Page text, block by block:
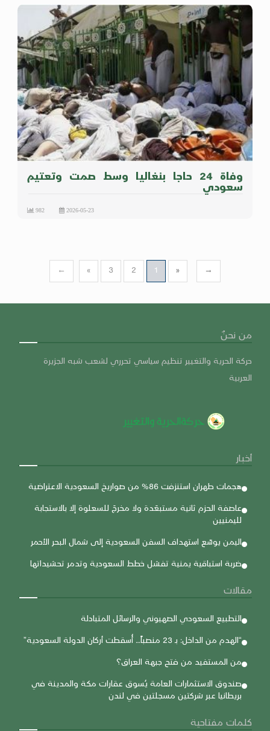
وفاة 24 حاجا بنغاليا وسط صمت وتعتيم
سعودي
2026-05-23
982
→
»
1
2
3
«
←
من نحنٌ
حركة الحرية والتغيير تنظيم سياسي تحرري لشعب شبه الجزيرة
العربية
أخبار
هجمات طهران استنزفت 86% من صواريخ السعودية الاعتراضية
عاصفة الحزم ثانية مستبعَدة ولا مخرجَ للسعلوة إلا بالاستجابة
لليمنيين
اليمن يوسّع استهداف السفن السعودية إلى شمال البحر الأحمر
ضربة استباقية يمنية تفشل خطط السعودية وتدمر تحشيداتها
مقالات
التطبيع السعودي الصهيوني والرسائل المتبادلة
“الهدم من الداخل: بـ 23 منصباً… أُسقطت أركان الدولة السعودية”
من المستفيد من فتح جبهة العراق؟
صندوق الاستثمارات العامة يُسوق عقارات مكة والمدينة في
بريطانيا عبر شركتين مسجلتين في لندن
كلمات مفتاحية